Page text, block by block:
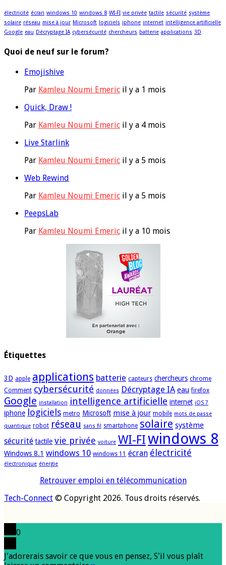
électricité écran windows 10 windows 8 WI-FI vie privée tactile sécurité système
solaire réseau mise à jour Microsoft logiciels iphone internet intelligence artificielle
Google eau Décryptage IA cybersécurité chercheurs batterie applications 3D
Quoi de neuf sur le forum?
Emojishive
Par Kamleu Noumi Emeric il y a 1 mois
Quick, Draw !
Par Kamleu Noumi Emeric il y a 4 mois
Live Starlink
Par Kamleu Noumi Emeric il y a 5 mois
Web Rewind
Par Kamleu Noumi Emeric il y a 5 mois
PeepsLab
Par Kamleu Noumi Emeric il y a 10 mois
Étiquettes
3D apple applications batterie capteurs chercheurs chrome
Comment cybersécurité données Décryptage IA eau firefox
Google installation intelligence artificielle internet iOS 7
iphone logiciels metro Microsoft mise à jour mobile mots de passe
quantique robot réseau sans fil smartphone solaire système
sécurité tactile vie privée voiture WI-FIwindows 8
Windows 8.1 windows 10 windows 11 écran électricité
électronique énergie
Retrouver emploi en télécommunication
Tech-Connect © Copyright 2026. Tous droits réservés.
0
J'adorerais savoir ce que vous en pensez, S'il vous plaît